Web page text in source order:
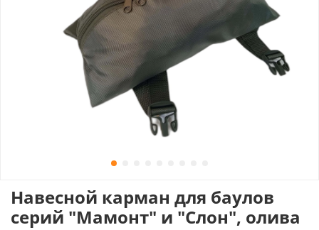
Навесной карман для баулов
серий "Мамонт" и "Слон", олива